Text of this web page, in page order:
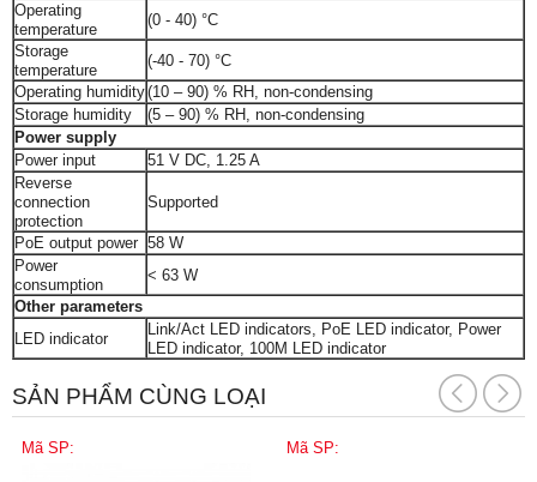
Operating
temperature
(0 - 40) °C
Storage
temperature
(-40 - 70) °C
Operating humidity(10 – 90) % RH, non-condensing
Storage humidity
(5 – 90) % RH, non-condensing
Power supply
Power input
51 V DC, 1.25 A
Reverse
connection
protection
Supported
PoE output power 58 W
Power
consumption
< 63 W
Other parameters
LED indicator
Link/Act LED indicators, PoE LED indicator, Power
LED indicator, 100M LED indicator
SẢN PHẨM CÙNG LOẠI
Mã SP: Mã SP: